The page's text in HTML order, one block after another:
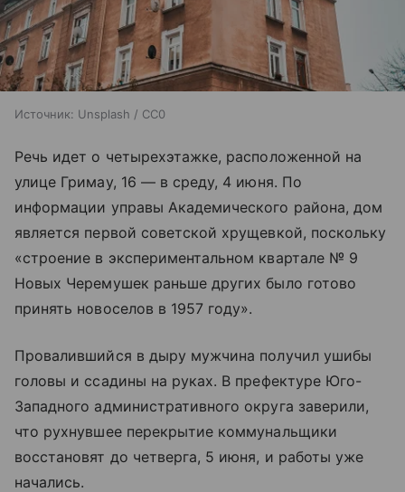
Источник: Unsplash / CC0
Речь идет о четырехэтажке, расположенной на
улице Гримау, 16 — в среду, 4 июня. По
информации управы Академического района, дом
является первой советской хрущевкой, поскольку
«строение в экспериментальном квартале № 9
Новых Черемушек раньше других было готово
принять новоселов в 1957 году».
Провалившийся в дыру мужчина получил ушибы
головы и ссадины на руках. В префектуре Юго-
Западного административного округа заверили,
что рухнувшее перекрытие коммунальщики
восстановят до четверга, 5 июня, и работы уже
начались.